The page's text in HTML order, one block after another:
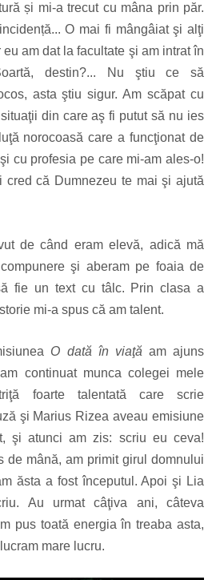
și mi-a trecut cu mâna prin păr.
O mai fi mângâiat şi alţi
am dat la facultate şi am intrat în
destin?... Nu ştiu ce să
asta ştiu sigur. Am scăpat cu
din care aş fi putut să nu ies
norocoasă care a funcţionat de
cu profesia pe care mi-am ales-o!
cred că Dumnezeu te mai şi ajută
de când eram elevă, adică mă
şi aberam pe foaia de
fie un text cu tâlc. Prin clasa a
mi-a spus că am talent.
O dată în viaţă am ajuns
continuat munca colegei mele
foarte talentată care scrie
şi Marius Rizea aveau emisiune
şi atunci am zis: scriu eu ceva!
de mână, am primit girul domnului
ăsta a fost începutul. Apoi şi Lia
Au urmat câţiva ani, câteva
pus toată energia în treaba asta,
mare lucru.